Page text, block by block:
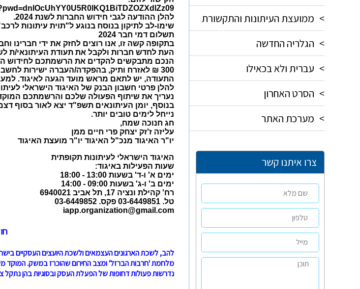
> ממועצת העיתונות והתקשורת
> הגלריה החדשה
> עברית ולא בכאילו
> הסרט האחרון
> מערכת האתר
צרו איתנו קשר
להלן ההודעה לגבי חידוש החברות לשנת 2024.
שימו-לב לתיקון בנוסח בנוגע ל"תוית עיתונות
תשלום דמי חבר 2024
בתקופה קשה זו, אנו רוצים לחזק את ידי חברינו
העת לחדש חברות ולקבל את תעודת העיתונאי/ת לשנת
300 ₪ לאזרח ותיק, בהפקדה/העברה ישירות
התעודה, יש לתאם מראש מועד הגעה לאיגוד.
להלן פרטי חשבון הבנק של האיגוד הישראלי לעיתונות תקופתית: בנק
נעריך את שיתוף הפעולה שלכם והרשמתכם
בנוסף, יומן העיתונאים תשפ"ד יצא לאור בסוף דצמבר 2023. ניתן יהיה לקבלו, בתיאום מראש, במשרדי
נייחל לימים טובים יותר.
חג חנוכה שמח,
עליזה ז'זק יצחק פרי חיים ממן
יו"ר האיגוד מנכ"ל האיגוד יו"ר מועצת האיגוד
האיגוד הישראלי לעיתונות תקופתית
שעות הפעילות באיגוד:
ימים א' ו-ד' בשעות 13:00 - 18:00
ימים ב' ו-ג' בשעות 09:00 - 14:00
רח' קהילת ונציה 17, תל אביב 6940021
טל. 03-6449851 פקס. 03-6449852
iapp.organization@gmail.com
להב, לשכת הארגונים העצמאים ולשכת היועצים העסקיים
מלחמת 'חרבות הברזל' ומצב החירום שהוכרז במשק. המוקד
נדרשות פעולות דחופות של הפעלת העסק ובסוגיות בהן